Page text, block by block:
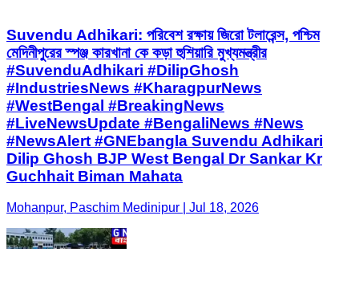
Suvendu Adhikari: পরিবেশ রক্ষায় জিরো টলারেন্স, পশ্চিম
মেদিনীপুরের স্পঞ্জ কারখানা কে কড়া হুশিয়ারি মুখ্যমন্ত্রীর
#SuvenduAdhikari #DilipGhosh
#IndustriesNews #KharagpurNews
#WestBengal #BreakingNews
#LiveNewsUpdate #BengaliNews #News
#NewsAlert #GNEbangla Suvendu Adhikari
Dilip Ghosh BJP West Bengal Dr Sankar Kr
Guchhait Biman Mahata
Mohanpur, Paschim Medinipur | Jul 18, 2026